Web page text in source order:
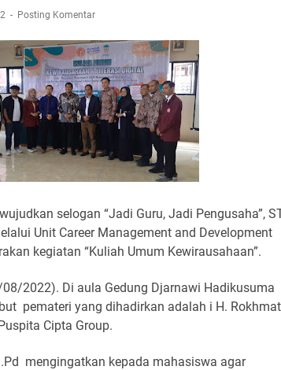
Air Bersih Akibat Kekeringan, Polres Kuningan dan PAM Tirta
12 Ribu Liter
Rumah Pendampingan Penyusunan Dokumen SPMI
Dari Hawa Nafsu?
Pasar Kepuh Kuningan Kamis 6 Agustus 2026, Daging Naik, Telur
Bupati Kuningan Jumat 7 Agustus 2026 Ada Tiga, Tapi yang Bakal
Posting Komentar
selogan “Jadi Guru, Jadi Pengusaha”,
Unit Career Management and Development
kegiatan “Kuliah Umum Kewirausahaan”.
2022). Di aula Gedung Djarnawi Hadikusuma
pemateri yang dihadirkan adalah i H. Rokhmat
Cipta Group.
mengingatkan kepada mahasiswa agar